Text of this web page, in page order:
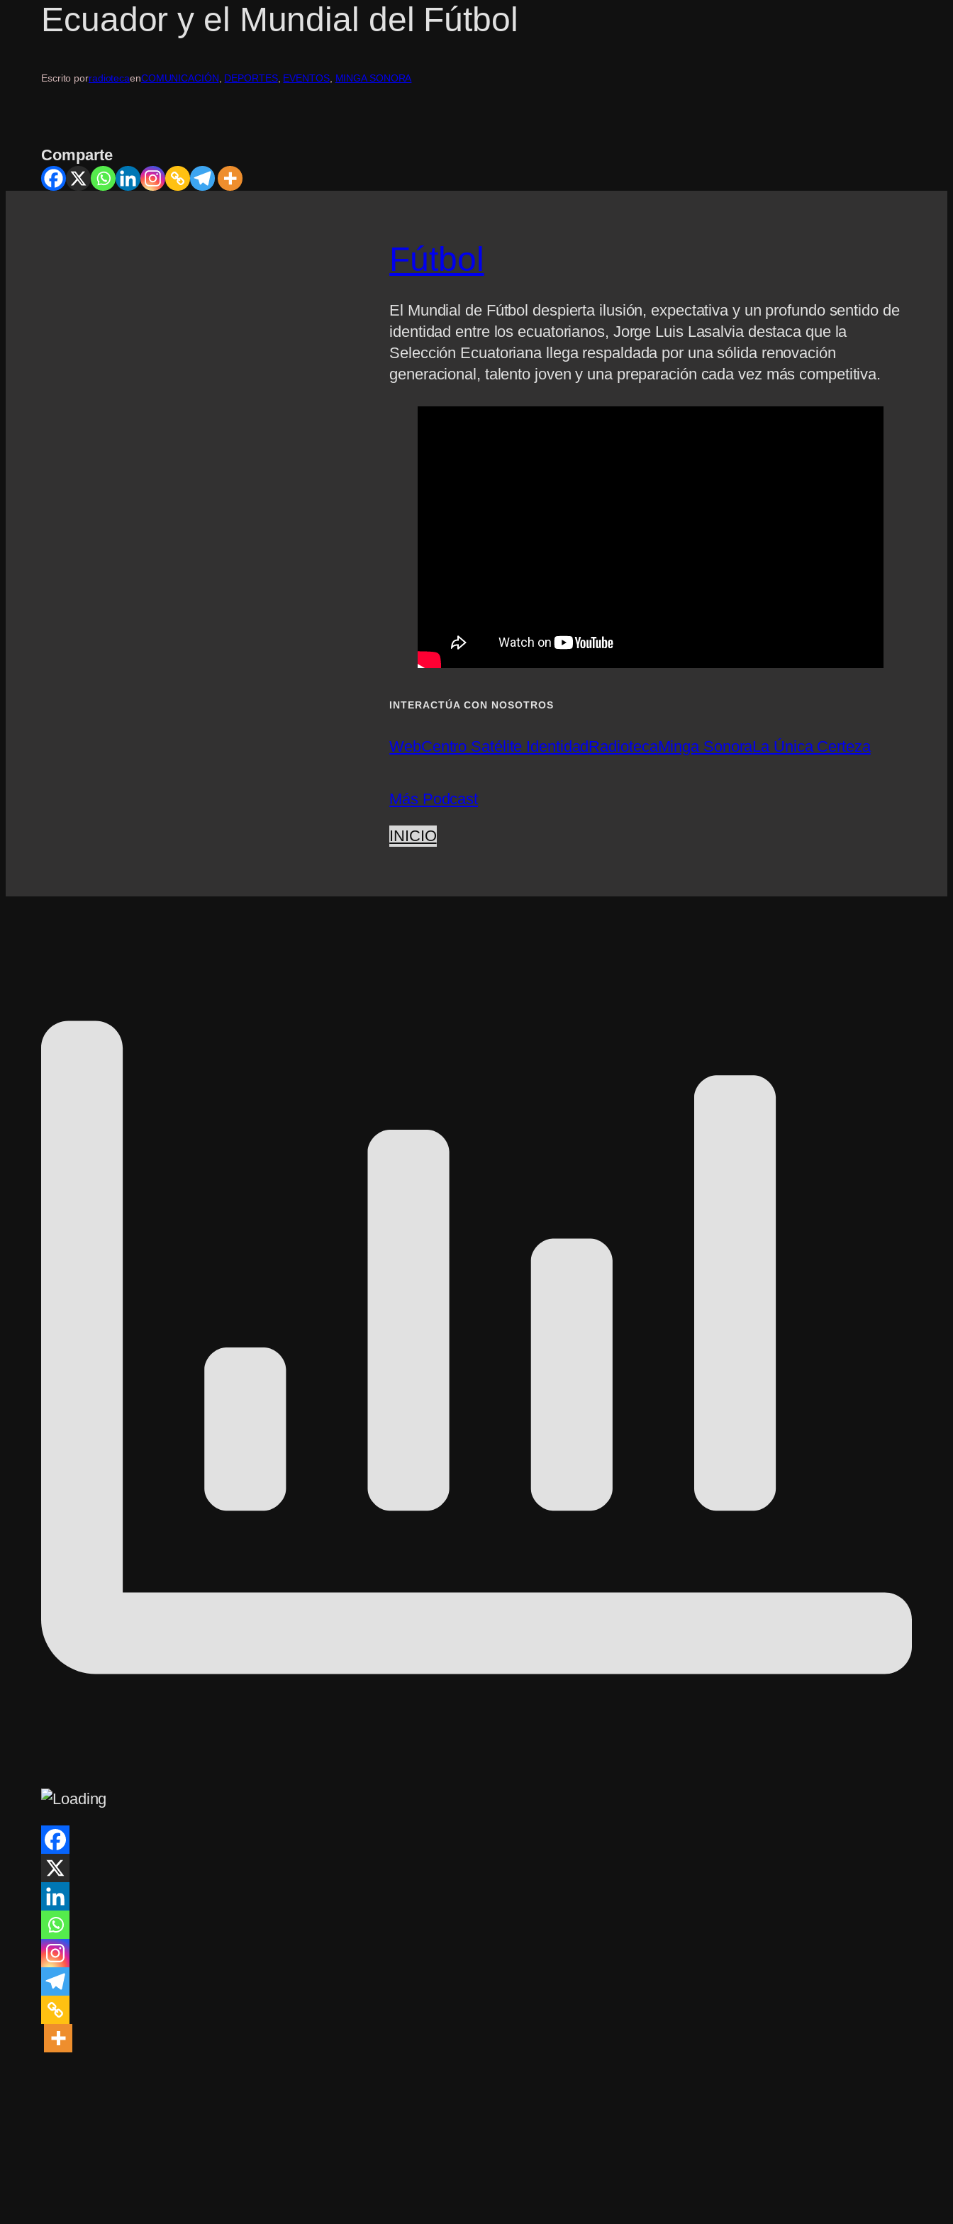
Ecuador y el Mundial del Fútbol
Escrito porradiotecaenCOMUNICACIÓN, DEPORTES, EVENTOS, MINGA SONORA
Comparte
Fútbol
El Mundial de Fútbol despierta ilusión, expectativa y un profundo sentido de
identidad entre los ecuatorianos, Jorge Luis Lasalvia destaca que la
Selección Ecuatoriana llega respaldada por una sólida renovación
generacional, talento joven y una preparación cada vez más competitiva.
INTERACTÚA CON NOSOTROS
WebCentro Satélite IdentidadRadiotecaMinga SonoraLa Única Certeza
Más Podcast
INICIO